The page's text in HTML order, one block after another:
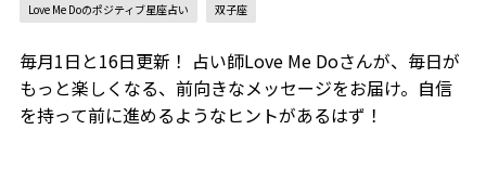
Love Me Doのポジティブ星座占い 双子座
毎月1日と16日更新！ 占い師Love Me Doさんが、毎日が
もっと楽しくなる、前向きなメッセージをお届け。自信
を持って前に進めるようなヒントがあるはず！